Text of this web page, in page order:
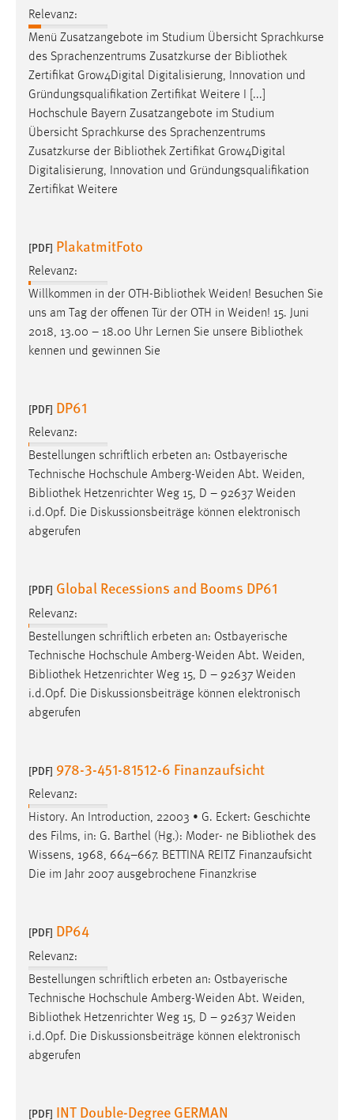
Relevanz:
Menü Zusatzangebote im Studium Übersicht Sprachkurse
des Sprachenzentrums Zusatzkurse der Bibliothek
Zertifikat Grow4Digital Digitalisierung, Innovation und
Gründungsqualifikation Zertifikat Weitere I [...]
Hochschule Bayern Zusatzangebote im Studium
Übersicht Sprachkurse des Sprachenzentrums
Zusatzkurse der Bibliothek Zertifikat Grow4Digital
Digitalisierung, Innovation und Gründungsqualifikation
Zertifikat Weitere
[PDF] PlakatmitFoto
Relevanz:
Willkommen in der OTH-Bibliothek Weiden! Besuchen Sie
uns am Tag der offenen Tür der OTH in Weiden! 15. Juni
2018, 13.00 – 18.00 Uhr Lernen Sie unsere Bibliothek
kennen und gewinnen Sie
[PDF] DP61
Relevanz:
Bestellungen schriftlich erbeten an: Ostbayerische
Technische Hochschule Amberg-Weiden Abt. Weiden,
Bibliothek Hetzenrichter Weg 15, D – 92637 Weiden
i.d.Opf. Die Diskussionsbeiträge können elektronisch
abgerufen
[PDF] Global Recessions and Booms DP61
Relevanz:
Bestellungen schriftlich erbeten an: Ostbayerische
Technische Hochschule Amberg-Weiden Abt. Weiden,
Bibliothek Hetzenrichter Weg 15, D – 92637 Weiden
i.d.Opf. Die Diskussionsbeiträge können elektronisch
abgerufen
[PDF] 978-3-451-81512-6 Finanzaufsicht
Relevanz:
History. An Introduction, 22003 • G. Eckert: Geschichte
des Films, in: G. Barthel (Hg.): Moder- ne Bibliothek des
Wissens, 1968, 664–667. BETTINA REITZ Finanzaufsicht
Die im Jahr 2007 ausgebrochene Finanzkrise
[PDF] DP64
Relevanz:
Bestellungen schriftlich erbeten an: Ostbayerische
Technische Hochschule Amberg-Weiden Abt. Weiden,
Bibliothek Hetzenrichter Weg 15, D – 92637 Weiden
i.d.Opf. Die Diskussionsbeiträge können elektronisch
abgerufen
[PDF] INT Double-Degree GERMAN
Conversion-Tracking
Cookie Laufzeit:
3 Monate
Facebook Pixel
Name:
_fbp
Anbieter:
Conversion-Tracking
Cookie Laufzeit:
3 Monate
EXTERNE MEDIEN
Plattformen anzeigen zu können, werden von diesen
YouTube
Vimeo